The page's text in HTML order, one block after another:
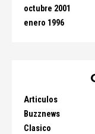
octubre 2001
enero 1996
Articulos
Buzznews
Clasico